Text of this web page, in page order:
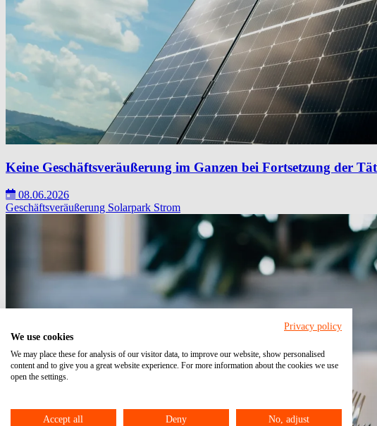
Keine Geschäftsveräußerung im Ganzen bei Fortsetzung der
08.06.2026
Geschäftsveräußerung Solarpark Strom
Privacy policy
We use cookies
We may place these for analysis of our visitor data, to improve our website, show personalised
content and to give you a great website experience. For more information about the cookies we use
open the settings.
Accept all Deny No, adjust